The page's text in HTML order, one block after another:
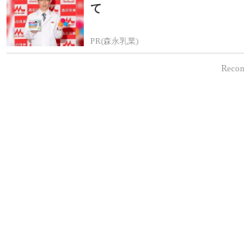
て
PR(森永乳業)